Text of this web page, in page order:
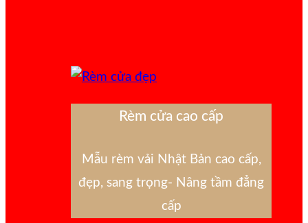
Rèm cửa cao cấp
Mẫu rèm vải Nhật Bản cao cấp,
đẹp, sang trọng- Nâng tầm đẳng
cấp